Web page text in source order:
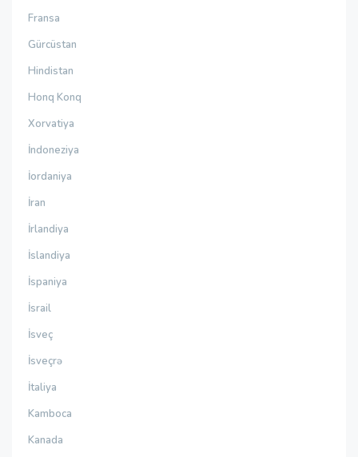
Fransa
Gürcüstan
Hindistan
Honq Konq
Xorvatiya
İndoneziya
İordaniya
İran
İrlandiya
İslandiya
İspaniya
İsrail
İsveç
İsveçrə
İtaliya
Kamboca
Kanada